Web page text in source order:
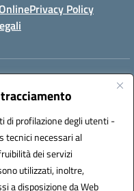
di profilazione degli utenti -
tecnici necessari al
dei servizi
utilizzati, inoltre,
a disposizione da Web
Privacy Policy